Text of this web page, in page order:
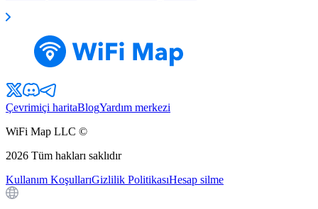
Çevrimiçi haritaBlogYardım merkezi
WiFi Map LLC ©
2026 Tüm hakları saklıdır
Kullanım KoşullarıGizlilik PolitikasıHesap silme